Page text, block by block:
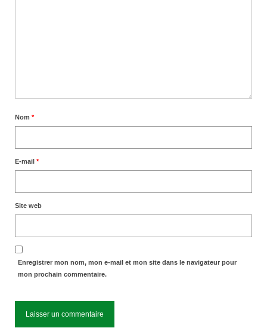
Route, Piste, Cyclo-cross
Team Hase
Nos organisations de la saison
BMX
Nom *
E-mail *
Site web
Enregistrer mon nom, mon e-mail et mon site dans le navigateur pour
mon prochain commentaire.